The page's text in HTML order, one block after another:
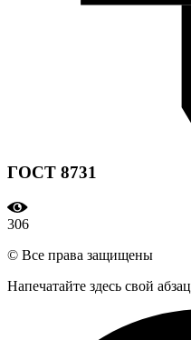
ГОСТ 8731
306
© Все права защищены
Напечатайте здесь свой абзац